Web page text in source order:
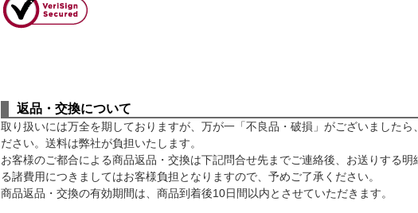
返品・交換について
取り扱いには万全を期しておりますが、万が一「不良品・破損」がございました
ださい。送料は弊社が負担いたします。
お客様のご都合による商品返品・交換は下記問合せ先までご連絡後、お送りする
る諸費用につきましてはお客様負担となりますので、予めご了承ください。
商品返品・交換の有効期間は、商品到着後10日間以内 とさせていただきます。